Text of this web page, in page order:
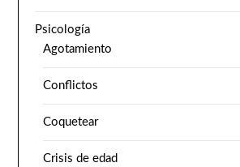
Psicología
Agotamiento
Conflictos
Coquetear
Crisis de edad